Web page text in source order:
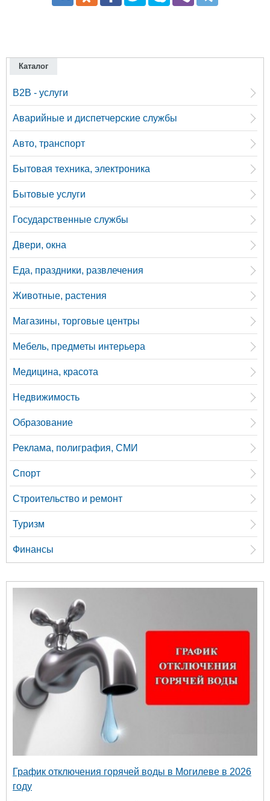
Каталог
B2B - услуги
Аварийные и диспетчерские службы
Авто, транспорт
Бытовая техника, электроника
Бытовые услуги
Государственные службы
Двери, окна
Еда, праздники, развлечения
Животные, растения
Магазины, торговые центры
Мебель, предметы интерьера
Медицина, красота
Недвижимость
Образование
Реклама, полиграфия, СМИ
Спорт
Строительство и ремонт
Туризм
Финансы
График отключения горячей воды в Могилеве в 2026
году